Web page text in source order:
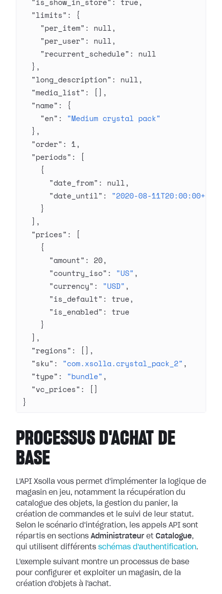
  "limits"
: {
    "per_item"
: null,
    "per_user"
: null,
    "recurrent_schedule"
: null
  },
  "long_description"
: null,
  "media_list"
: [],
  "name"
: {
    "en"
: "Medium crystal pack"
  },
  "order"
: 1,
  "periods"
: [
    {
      "date_from"
: null,
      "date_until"
: "2020-08-
    }
  ],
  "prices"
: [
    {
      "amount"
: 20,
      "country_iso"
: "US" ,
      "currency"
: "USD" ,
      "is_default"
: true,
      "is_enabled"
: true
    }
  ],
  "regions"
: [],
  "sku"
: "com.xsolla.crystal_pack_2" ,
  "type"
: "bundle" ,
  "vc_prices"
: []
}
PROCESSUS D'ACHAT DE
BASE
L'API Xsolla vous permet d'implémenter la logique de
magasin en jeu, notamment la récupération du
catalogue des objets, la gestion du panier, la
création de commandes et le suivi de leur statut.
Selon le scénario d'intégration, les appels API sont
répartis en sections Administrateur et Catalogue,
qui utilisent différents schémas d'authentification.
L'exemple suivant montre un processus de base
pour configurer et exploiter un magasin, de la
création d'objets à l'achat.